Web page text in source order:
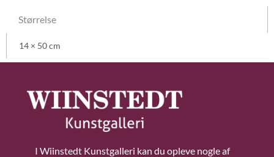
Størrelse
14 × 50 cm
I Wiinstedt Kunstgalleri kan du opleve nogle af